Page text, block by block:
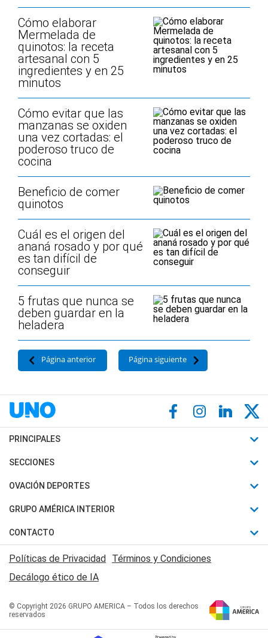
Cómo elaborar
Mermelada de
quinotos: la receta
artesanal con 5
ingredientes y en 25
minutos
Cómo evitar que las
manzanas se oxiden
una vez cortadas: el
poderoso truco de
cocina
Beneficio de comer
quinotos
Cuál es el origen del
ananá rosado y por qué
es tan difícil de
conseguir
5 frutas que nunca se
deben guardar en la
heladera
Página anterior Página siguiente
PRINCIPALES
Últimas Noticias
Política
Judiciales
Economia
SECCIONES
Horóscopo
Motores
Trucos caseros
Series y Películas
Edictos y Solicitadas
OVACIÓN DEPORTES
Fútbol
Mundial
Automovilismo
Rugby
Básquet
GRUPO AMÉRICA INTERIOR
Canal 7 en Vivo
San Juan 8
CONTACTO
Acerca de Nosotros
Contactanos
Políticas de Privacidad Términos y Condiciones
Decálogo ético de IA
© Copyright 2026 GRUPO AMERICA – Todos los derechos
reservados